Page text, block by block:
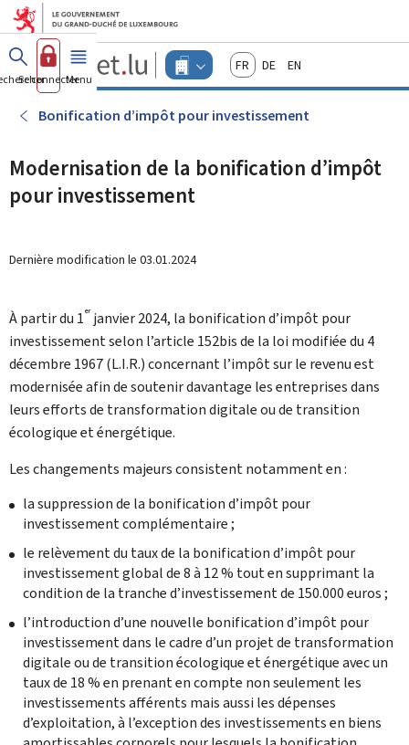
Aller au menu principal
Aller au contenu
Guichet.lu
Changer
d'espace
Menu
actif
FrançaisDeutschEnglish
Se connecterMenu principal
Bonification d’impôt pour investissement
Modernisation de la bonification d’impôt
pour investissement
Dernière modification le 03.01.2024
À partir du 1er janvier 2024, la bonification d’impôt pour
investissement selon l’article 152bis de la loi modifiée du 4
décembre 1967 (L.I.R.) concernant l’impôt sur le revenu est
modernisée afin de soutenir davantage les entreprises dans
leurs efforts de transformation digitale ou de transition
écologique et énergétique.
Les changements majeurs consistent notamment en :
la suppression de la bonification d’impôt pour
investissement complémentaire ;
le relèvement du taux de la bonification d’impôt pour
investissement global de 8 à 12 % tout en supprimant la
condition de la tranche d’investissement de 150.000 euros ;
l’introduction d’une nouvelle bonification d’impôt pour
investissement dans le cadre d’un projet de transformation
digitale ou de transition écologique et énergétique avec un
taux de 18 % en prenant en compte non seulement les
investissements afférents mais aussi les dépenses
d’exploitation, à l’exception des investissements en biens